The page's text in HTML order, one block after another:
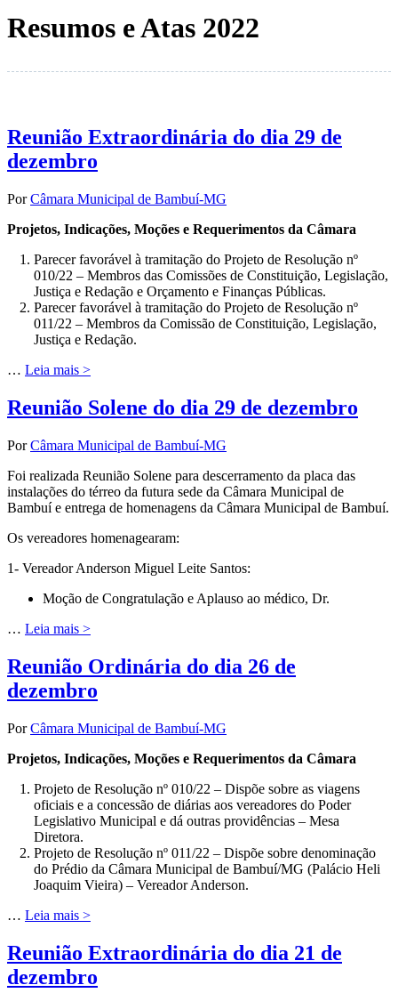
Resumos e Atas 2022
Reunião Extraordinária do dia 29 de
dezembro
PorCâmara Municipal de Bambuí-MG
Projetos, Indicações, Moções e Requerimentos da Câmara
Parecer favorável à tramitação do Projeto de Resolução nº
010/22 – Membros das Comissões de Constituição, Legislação,
Justiça e Redação e Orçamento e Finanças Públicas.
Parecer favorável à tramitação do Projeto de Resolução nº
011/22 – Membros da Comissão de Constituição, Legislação,
Justiça e Redação.
… Leia mais >
Reunião Solene do dia 29 de dezembro
PorCâmara Municipal de Bambuí-MG
Foi realizada Reunião Solene para descerramento da placa das
instalações do térreo da futura sede da Câmara Municipal de
Bambuí e entrega de homenagens da Câmara Municipal de Bambuí.
Os vereadores homenagearam:
1- Vereador Anderson Miguel Leite Santos:
Moção de Congratulação e Aplauso ao médico, Dr.
… Leia mais >
Reunião Ordinária do dia 26 de
dezembro
PorCâmara Municipal de Bambuí-MG
Projetos, Indicações, Moções e Requerimentos da Câmara
Projeto de Resolução nº 010/22 – Dispõe sobre as viagens
oficiais e a concessão de diárias aos vereadores do Poder
Legislativo Municipal e dá outras providências – Mesa
Diretora.
Projeto de Resolução nº 011/22 – Dispõe sobre denominação
do Prédio da Câmara Municipal de Bambuí/MG (Palácio Heli
Joaquim Vieira) – Vereador Anderson.
… Leia mais >
Reunião Extraordinária do dia 21 de
dezembro